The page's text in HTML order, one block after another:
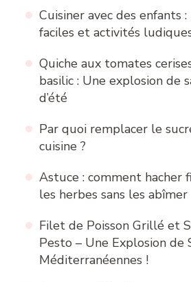
Cuisiner avec des enfants
faciles et activités
Quiche aux tomates
basilic : Une explosion de
d’été
Par quoi remplacer le
cuisine ?
Astuce : comment hacher
les herbes sans les abîmer
Filet de Poisson Grillé et
Pesto – Une Explosion de
Méditerranéennes !